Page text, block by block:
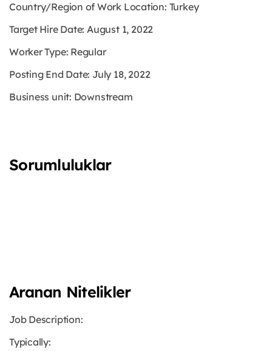
Country/Region of Work Location: Turkey
Target Hire Date: August 1, 2022
Worker Type: Regular
Posting End Date: July 18, 2022
Business unit: Downstream
Sorumluluklar
Aranan Nitelikler
Job Description:
Typically: